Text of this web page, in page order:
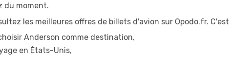
du moment.
les meilleures offres de billets d'avion sur Opodo.fr.
Anderson comme destination,
en États-Unis,